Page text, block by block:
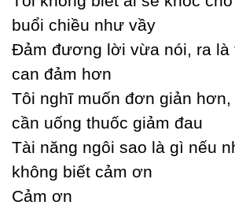
buổi chiều như vầу
Đảm đương lời vừa nói, ra là
can đảm hơn
Tôi nghĩ muốn đơn giản hơn,
cần uống thuốc giảm đau
Tài năng ngôi sao là gì nếu
không biết cảm ơn
Ϲảm ơn